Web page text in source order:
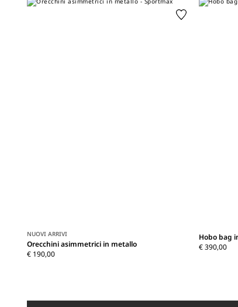
NUOVI ARRIVI
Orecchini asimmetrici in metallo
€ 190,00
Hobo bag
€ 390,00